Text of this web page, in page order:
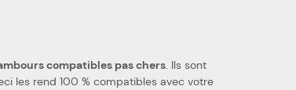
toners et tambours compatibles pas chers. Ils sont